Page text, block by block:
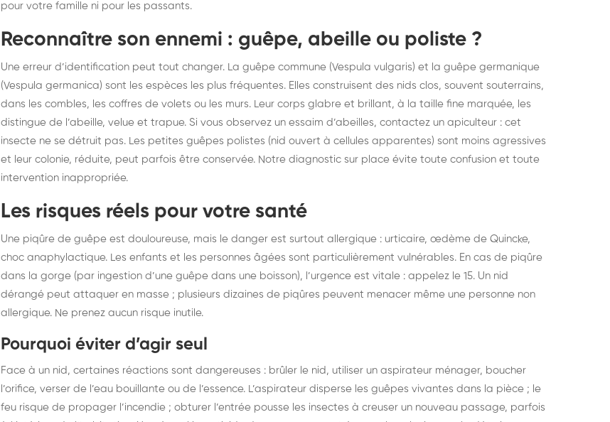
pour votre famille ni pour les passants.
Reconnaître son ennemi : guêpe, abeille ou poliste ?
Une erreur d’identification peut tout changer. La guêpe commune (Vespula vulgaris) et la guêpe germanique
(Vespula germanica) sont les espèces les plus fréquentes. Elles construisent des nids clos, souvent souterrains,
dans les combles, les coffres de volets ou les murs. Leur corps glabre et brillant, à la taille fine marquée, les
distingue de l’abeille, velue et trapue. Si vous observez un essaim d’abeilles, contactez un apiculteur : cet
insecte ne se détruit pas. Les petites guêpes polistes (nid ouvert à cellules apparentes) sont moins agressives
et leur colonie, réduite, peut parfois être conservée. Notre diagnostic sur place évite toute confusion et toute
intervention inappropriée.
Les risques réels pour votre santé
Une piqûre de guêpe est douloureuse, mais le danger est surtout allergique : urticaire, œdème de Quincke,
choc anaphylactique. Les enfants et les personnes âgées sont particulièrement vulnérables. En cas de piqûre
dans la gorge (par ingestion d’une guêpe dans une boisson), l’urgence est vitale : appelez le 15. Un nid
dérangé peut attaquer en masse ; plusieurs dizaines de piqûres peuvent menacer même une personne non
allergique. Ne prenez aucun risque inutile.
Pourquoi éviter d’agir seul
Face à un nid, certaines réactions sont dangereuses : brûler le nid, utiliser un aspirateur ménager, boucher
l’orifice, verser de l’eau bouillante ou de l’essence. L’aspirateur disperse les guêpes vivantes dans la pièce ; le
feu risque de propager l’incendie ; obturer l’entrée pousse les insectes à creuser un nouveau passage, parfois